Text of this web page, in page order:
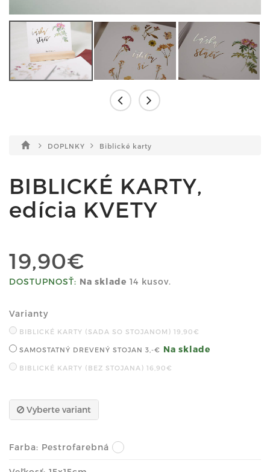
DOPLNKY Biblické karty
BIBLICKÉ KARTY,
edícia KVETY
19,90€
DOSTUPNOSŤ: Na sklade 14 kusov.
Varianty
BIBLICKÉ KARTY (SADA SO STOJANOM) 19,90€
SAMOSTATNÝ DREVENÝ STOJAN 3,-€ Na sklade
BIBLICKÉ KARTY (BEZ STOJANA) 16,90€
Vyberte variant
Farba: Pestrofarebná